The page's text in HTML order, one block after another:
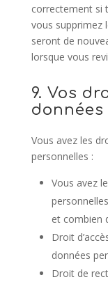
correctement si
vous supprimez
seront de
lorsque vous
9. Vos
Vous avez les
personnelles :
Vous avez
et combien
Droit
données
Droit de